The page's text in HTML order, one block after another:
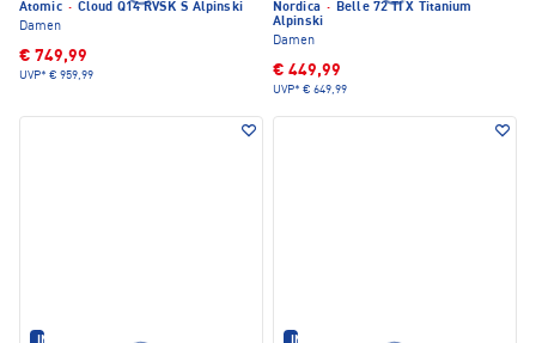
Atomic · Cloud Q14 RVSK S Alpinski
Damen
€ 749,99
UVP* € 959,99
Nordica · Belle 72 TI X Titanium
Alpinski
Damen
€ 449,99
UVP* € 649,99
IM SET ERHÄLTLICH IM SET ERHÄLTLICH